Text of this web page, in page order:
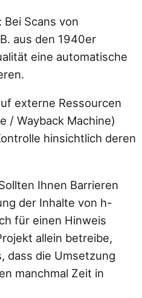
Scans von
aus den 1940er
eine automatische
externe Ressourcen
/ Wayback Machine)
hinsichtlich deren
Ihnen Barrieren
der Inhalte von h-
für einen Hinweis
allein betreibe,
dass die Umsetzung
manchmal Zeit in